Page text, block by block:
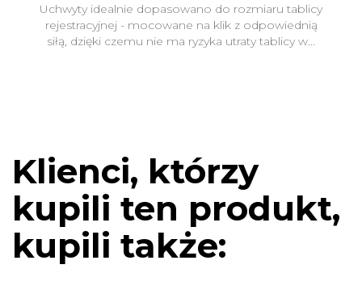
Uchwyty idealnie dopasowano do rozmiaru tablicy
rejestracyjnej - mocowane na klik z odpowiednią
siłą, dzięki czemu nie ma ryzyka utraty tablicy w...
Klienci, którzy
kupili ten produkt,
kupili także: